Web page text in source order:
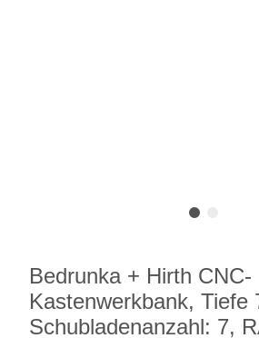
Bedrunka + Hirth CNC-
Kastenwerkbank, Tiefe
Schubladenanzahl: 7,